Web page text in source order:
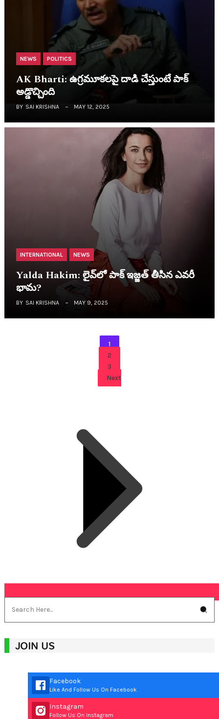
NEWS POLITICS
AK Bharti: ఉగ్ర‌మూక‌ల‌పై దాడి చేస్తుంటే పాక్
అడ్డొచ్చింది
BY SAI KRISHNA MAY 12, 2025
INTERNATIONAL NEWS
Yalda Hakim: లైవ్‌లో పాక్ ఇజ్జత్ తీసిన ఎవ‌రీ
భామ‌?
BY SAI KRISHNA MAY 9, 2025
1
2
3
Next
JOIN US
Facebook
Like And Follow Us On Facebook
Instagram
Follow Us On Instagram